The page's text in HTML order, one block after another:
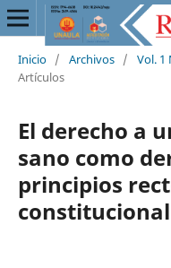
Inicio / Archivos / Vol. 1
Artículos
El derecho a
sano como
principios